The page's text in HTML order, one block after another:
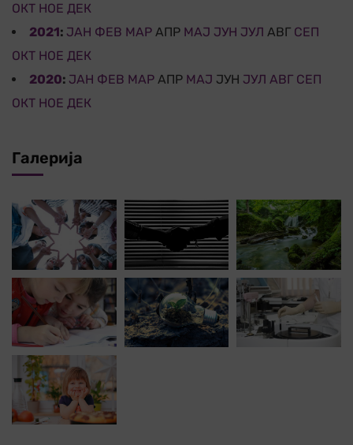
ОКТ НОЕ ДЕК
2021: ЈАН ФЕВ МАР АПР МАЈ ЈУН ЈУЛ АВГ СЕП
ОКТ НОЕ ДЕК
2020: ЈАН ФЕВ МАР АПР МАЈ ЈУН ЈУЛ АВГ СЕП
ОКТ НОЕ ДЕК
Галерија